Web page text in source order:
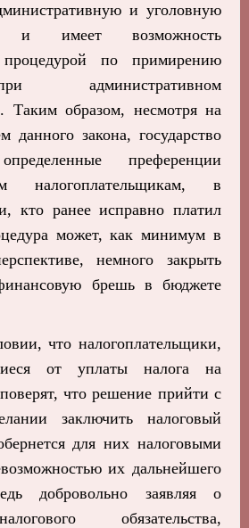
и уголовную
и имеет возможность
процедурой по примирению
административном
Таким образом, несмотря на
данного закона, государство
преференции
налогоплательщикам, в
кто ранее исправно платил
может, как минимум в
немного закрыть
брешь в бюджете
что налогоплательщики,
от уплаты налога на
что решение прийти с
заключить налоговый
для них налоговыми
их дальнейшего
добровольно заявляя о
обязательства,